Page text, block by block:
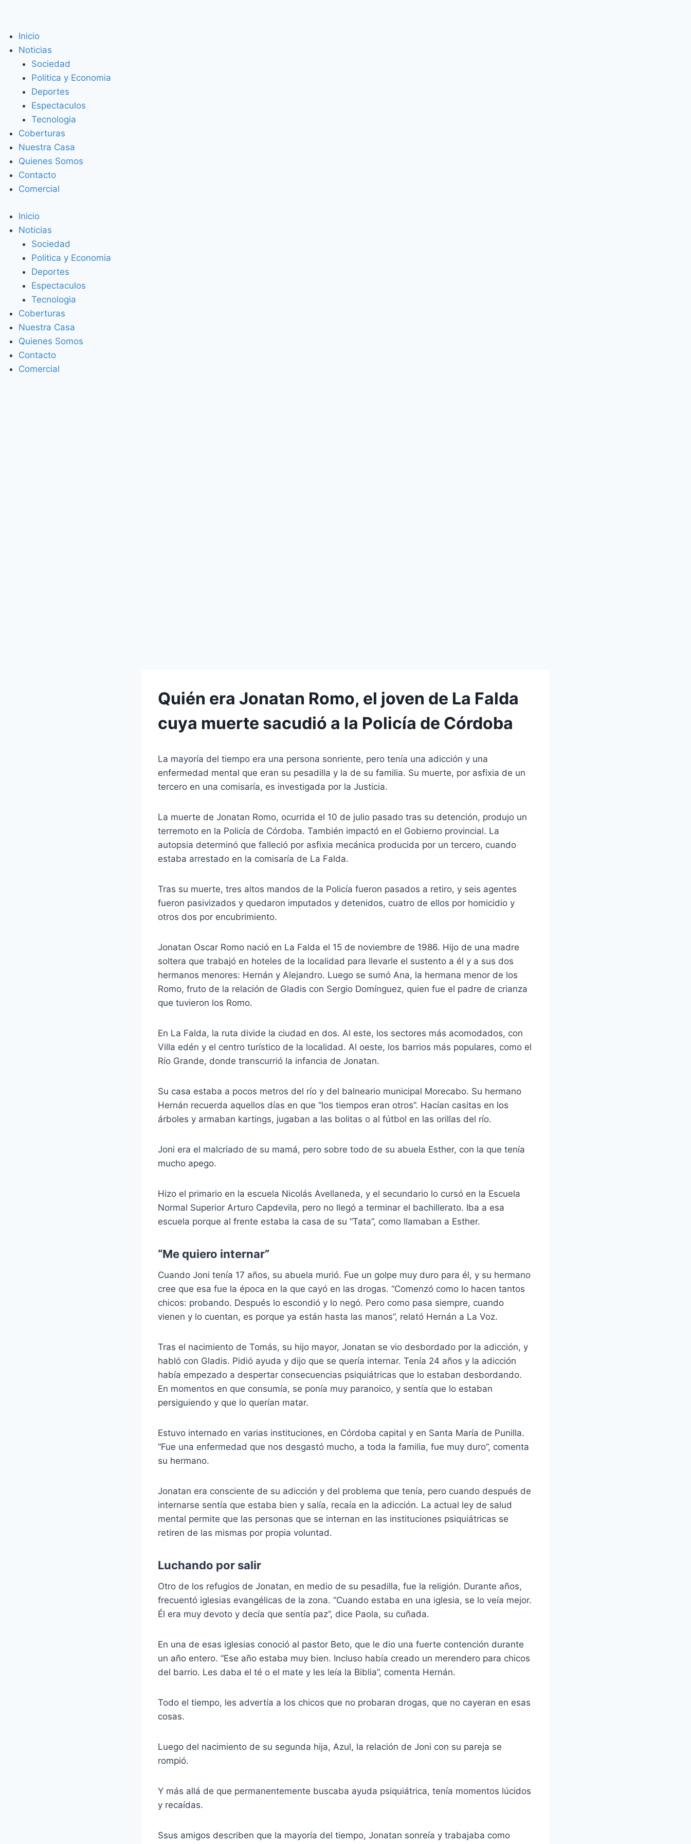
Inicio
Noticias
Sociedad
Politica y Economia
Deportes
Espectaculos
Tecnologia
Coberturas
Nuestra Casa
Quienes Somos
Contacto
Comercial
Inicio
Noticias
Sociedad
Politica y Economia
Deportes
Espectaculos
Tecnologia
Coberturas
Nuestra Casa
Quienes Somos
Contacto
Comercial
Quién era Jonatan Romo, el joven de La Falda
cuya muerte sacudió a la Policía de Córdoba
La mayoría del tiempo era una persona sonriente, pero tenía una adicción y una
enfermedad mental que eran su pesadilla y la de su familia. Su muerte, por asfixia de un
tercero en una comisaría, es investigada por la Justicia.
La muerte de Jonatan Romo, ocurrida el 10 de julio pasado tras su detención, produjo un
terremoto en la Policía de Córdoba. También impactó en el Gobierno provincial. La
autopsia determinó que falleció por asfixia mecánica producida por un tercero, cuando
estaba arrestado en la comisaría de La Falda.
Tras su muerte, tres altos mandos de la Policía fueron pasados a retiro, y seis agentes
fueron pasivizados y quedaron imputados y detenidos, cuatro de ellos por homicidio y
otros dos por encubrimiento.
Jonatan Oscar Romo nació en La Falda el 15 de noviembre de 1986. Hijo de una madre
soltera que trabajó en hoteles de la localidad para llevarle el sustento a él y a sus dos
hermanos menores: Hernán y Alejandro. Luego se sumó Ana, la hermana menor de los
Romo, fruto de la relación de Gladis con Sergio Domínguez, quien fue el padre de crianza
que tuvieron los Romo.
En La Falda, la ruta divide la ciudad en dos. Al este, los sectores más acomodados, con
Villa edén y el centro turístico de la localidad. Al oeste, los barrios más populares, como el
Río Grande, donde transcurrió la infancia de Jonatan.
Su casa estaba a pocos metros del río y del balneario municipal Morecabo. Su hermano
Hernán recuerda aquellos días en que “los tiempos eran otros”. Hacían casitas en los
árboles y armaban kartings, jugaban a las bolitas o al fútbol en las orillas del río.
Joni era el malcriado de su mamá, pero sobre todo de su abuela Esther, con la que tenía
mucho apego.
Hizo el primario en la escuela Nicolás Avellaneda, y el secundario lo cursó en la Escuela
Normal Superior Arturo Capdevila, pero no llegó a terminar el bachillerato. Iba a esa
escuela porque al frente estaba la casa de su “Tata”, como llamaban a Esther.
“Me quiero internar”
Cuando Joni tenía 17 años, su abuela murió. Fue un golpe muy duro para él, y su hermano
cree que esa fue la época en la que cayó en las drogas. “Comenzó como lo hacen tantos
chicos: probando. Después lo escondió y lo negó. Pero como pasa siempre, cuando
vienen y lo cuentan, es porque ya están hasta las manos”, relató Hernán a La Voz.
Tras el nacimiento de Tomás, su hijo mayor, Jonatan se vio desbordado por la adicción, y
habló con Gladis. Pidió ayuda y dijo que se quería internar. Tenía 24 años y la adicción
había empezado a despertar consecuencias psiquiátricas que lo estaban desbordando.
En momentos en que consumía, se ponía muy paranoico, y sentía que lo estaban
persiguiendo y que lo querían matar.
Estuvo internado en varias instituciones, en Córdoba capital y en Santa María de Punilla.
“Fue una enfermedad que nos desgastó mucho, a toda la familia, fue muy duro”, comenta
su hermano.
Jonatan era consciente de su adicción y del problema que tenía, pero cuando después de
internarse sentía que estaba bien y salía, recaía en la adicción. La actual ley de salud
mental permite que las personas que se internan en las instituciones psiquiátricas se
retiren de las mismas por propia voluntad.
Luchando por salir
Otro de los refugios de Jonatan, en medio de su pesadilla, fue la religión. Durante años,
frecuentó iglesias evangélicas de la zona. “Cuando estaba en una iglesia, se lo veía mejor.
Él era muy devoto y decía que sentía paz”, dice Paola, su cuñada.
En una de esas iglesias conoció al pastor Beto, que le dio una fuerte contención durante
un año entero. “Ese año estaba muy bien. Incluso había creado un merendero para chicos
del barrio. Les daba el té o el mate y les leía la Biblia”, comenta Hernán.
Todo el tiempo, les advertía a los chicos que no probaran drogas, que no cayeran en esas
cosas.
Luego del nacimiento de su segunda hija, Azul, la relación de Joni con su pareja se
rompió.
Y más allá de que permanentemente buscaba ayuda psiquiátrica, tenía momentos lúcidos
y recaídas.
Ssus amigos describen que la mayoría del tiempo, Jonatan sonreía y trabajaba como